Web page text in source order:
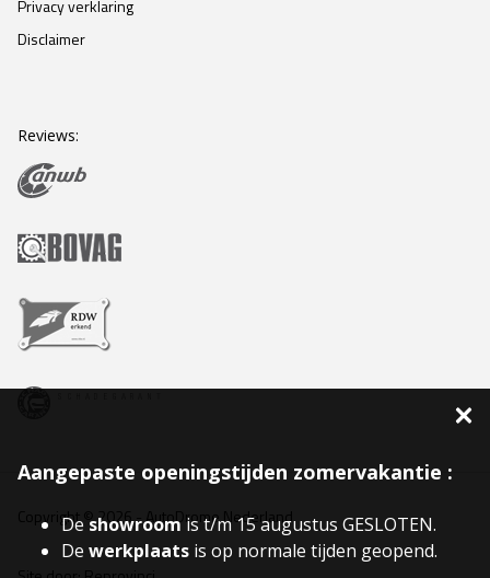
Aangepaste openingstijden zomervakantie :
Deshowroom is t/m 15 augustus GESLOTEN.
De werkplaats is op normale tijden geopend.
Privacy verklaring
Disclaimer
Reviews:
Copyright © 2026 -AutoDrome Nederland